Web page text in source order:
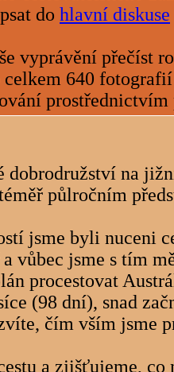
do hlavní diskuse
vyprávění přečíst
celkem 640
dobrodružství na
půlročním
jsme byli nuceni
vůbec jsme s tím
procestovat
(98 dní), snad
čím vším jsme
a zjišťujeme, co